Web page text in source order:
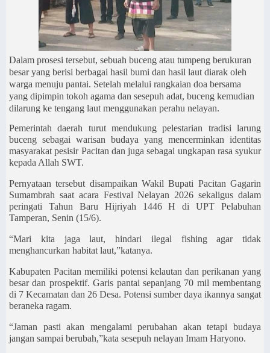
Dalam prosesi tersebut, sebuah buceng atau tumpeng berukuran
besar yang berisi berbagai hasil bumi dan hasil laut diarak oleh
warga menuju pantai. Setelah melalui rangkaian doa bersama
yang dipimpin tokoh agama dan sesepuh adat, buceng kemudian
dilarung ke tengang laut menggunakan perahu nelayan.
Pemerintah daerah turut mendukung pelestarian tradisi larung
buceng sebagai warisan budaya yang mencerminkan identitas
masyarakat pesisir Pacitan dan juga sebagai ungkapan rasa syukur
kepada Allah SWT.
Pernyataan tersebut disampaikan Wakil Bupati Pacitan Gagarin
Sumambrah saat acara Festival Nelayan 2026 sekaligus dalam
peringati Tahun Baru Hijriyah 1446 H di UPT Pelabuhan
Tamperan, Senin (15/6).
“Mari kita jaga laut, hindari ilegal fishing agar tidak
menghancurkan habitat laut,”katanya.
Kabupaten Pacitan memiliki potensi kelautan dan perikanan yang
besar dan prospektif. Garis pantai sepanjang 70 mil membentang
di 7 Kecamatan dan 26 Desa. Potensi sumber daya ikannya sangat
beraneka ragam.
“Jaman pasti akan mengalami perubahan akan tetapi budaya
jangan sampai berubah,”kata sesepuh nelayan Imam Haryono.